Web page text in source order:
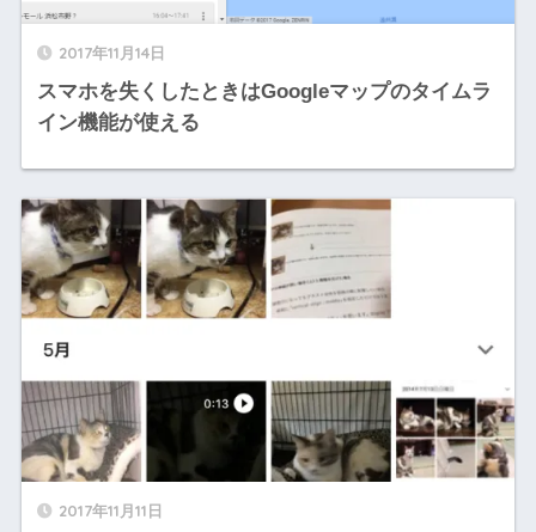
2017年11月14日
スマホを失くしたときはGoogleマップのタイムラ
イン機能が使える
2017年11月11日